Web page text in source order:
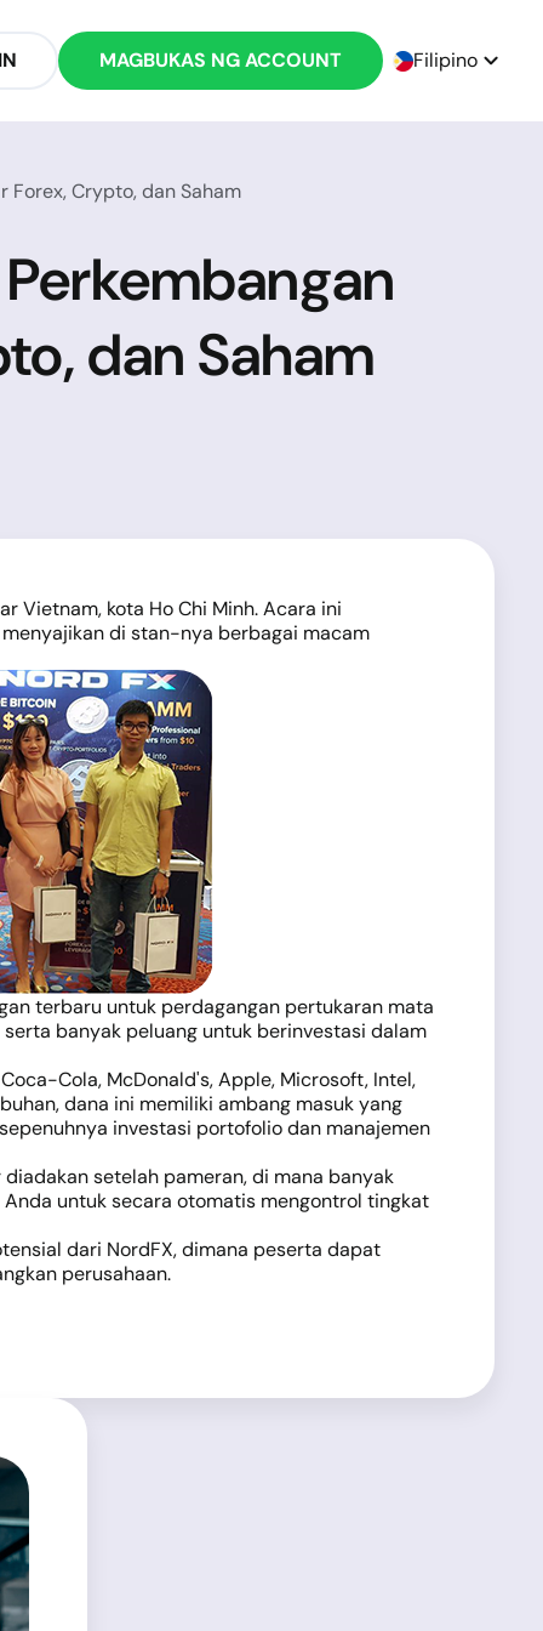
MAGBUKAS NG ACCOUNT Filipino
Forex, Crypto, dan Saham
dan Saham
Vietnam, kota Ho Chi Minh. Acara ini
di stan-nya berbagai macam
terbaru untuk perdagangan pertukaran mata
banyak peluang untuk berinvestasi dalam
Cola, McDonald's, Apple, Microsoft, Intel,
dana ini memiliki ambang masuk yang
investasi portofolio dan manajemen
setelah pameran, di mana banyak
untuk secara otomatis mengontrol tingkat
dari NordFX, dimana peserta dapat
perusahaan.